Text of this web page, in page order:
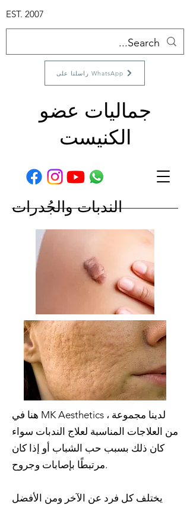
جماليات عضو
الكنيست
راسلنا على WhatsApp
EST. 2007
الندبات والجُدرات
هنا في MK Aesthetics ، لدينا مجموعة
من العلاجات المناسبة لعلاج الندبات سواء
كان ذلك بسبب حب الشباب أو إذا كان
مرتبطًا بإصابات وجروح.
يختلف كل فرد عن الآخر ومن الأفضل